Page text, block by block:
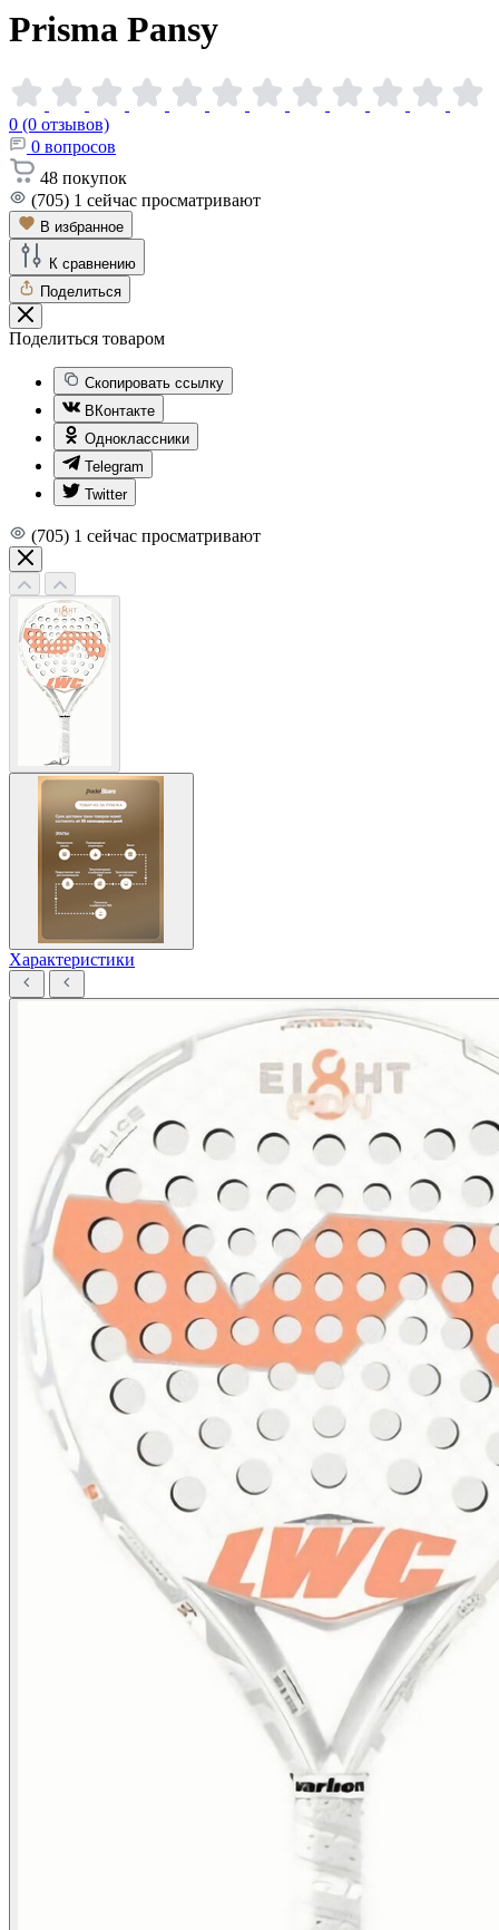
Prisma Pansy
0 (0 отзывов)
0 вопросов
48 покупок
(705) 1 сейчас просматривают
В избранное
К сравнению
Поделиться
Поделиться товаром
Скопировать ссылку
ВКонтакте
Одноклассники
Telegram
Twitter
(705) 1 сейчас просматривают
Характеристики